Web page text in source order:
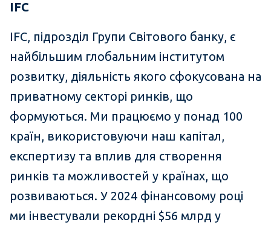
IFC
IFC, підрозділ Групи Світового банку, є
найбільшим глобальним інститутом
розвитку, діяльність якого сфокусована на
приватному секторі ринків, що
формуються. Ми працюємо у понад 100
країн, використовуючи наш капітал,
експертизу та вплив для створення
ринків та можливостей у країнах, що
розвиваються. У 2024 фінансовому році
ми інвестували рекордні $56 млрд у